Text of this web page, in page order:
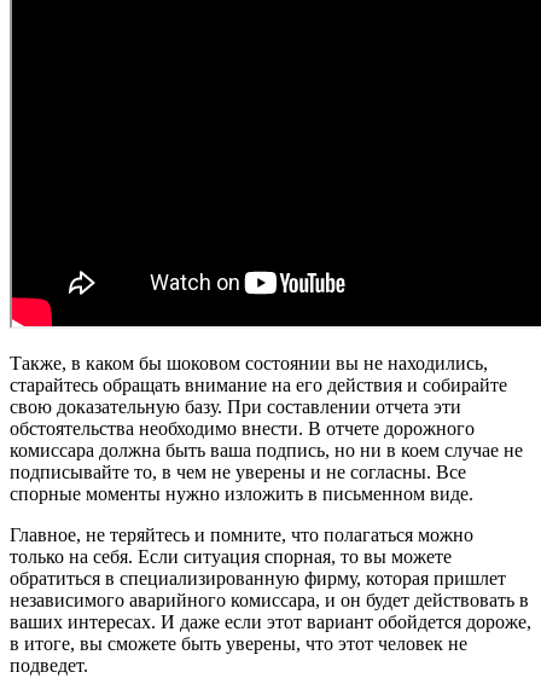
Также, в каком бы шоковом состоянии вы не находились,
старайтесь обращать внимание на его действия и собирайте
свою доказательную базу. При составлении отчета эти
обстоятельства необходимо внести. В отчете дорожного
комиссара должна быть ваша подпись, но ни в коем случае не
подписывайте то, в чем не уверены и не согласны. Все
спорные моменты нужно изложить в письменном виде.
Главное, не теряйтесь и помните, что полагаться можно
только на себя. Если ситуация спорная, то вы можете
обратиться в специализированную фирму, которая пришлет
независимого аварийного комиссара, и он будет действовать в
ваших интересах. И даже если этот вариант обойдется дороже,
в итоге, вы сможете быть уверены, что этот человек не
подведет.